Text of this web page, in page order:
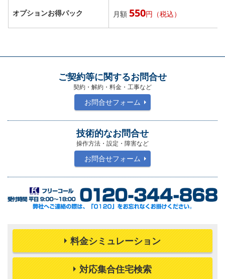
オプションお得パック 月額 550円（税込）
ご契約等に関するお問合せ
契約・解約・料金・工事など
お問合せフォーム
技術的なお問合せ
操作方法・設定・障害など
お問合せフォーム
料金シミュレーション
対応集合住宅検索